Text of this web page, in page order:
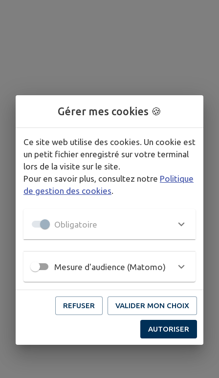
Gérer mes cookies 🍪
Ce site web utilise des cookies. Un cookie est
un petit fichier enregistré sur votre terminal
lors de la visite sur le site.
Pour en savoir plus, consultez notre Politique
de gestion des cookies.
Obligatoire
Mesure d'audience (Matomo)
REFUSER VALIDER MON CHOIX
AUTORISER